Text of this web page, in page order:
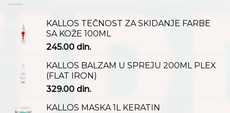
KALLOS TEČNOST ZA SKIDANJE FARBE
SA KOŽE 100ML
245.00 din.
KALLOS BALZAM U SPREJU 200ML PLEX
(FLAT IRON)
329.00 din.
KALLOS MASKA 1L KERATIN